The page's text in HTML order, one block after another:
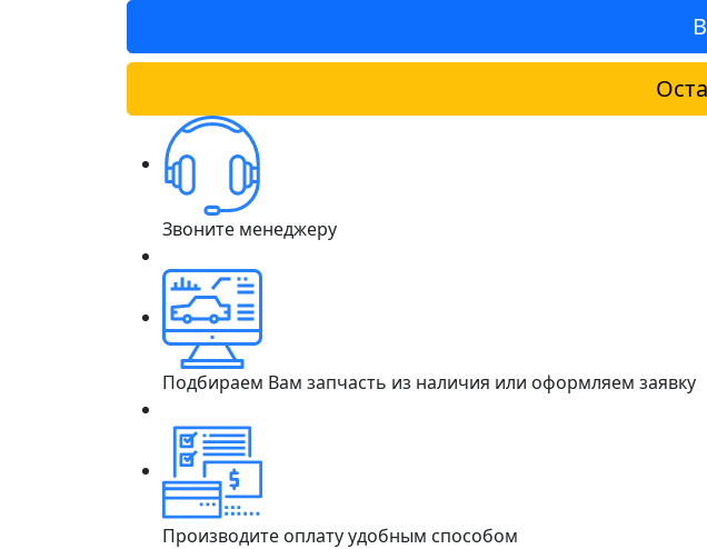
Звоните менеджеру
Подбираем Вам запчасть из наличия или оформляем заявку
Производите оплату удобным способом